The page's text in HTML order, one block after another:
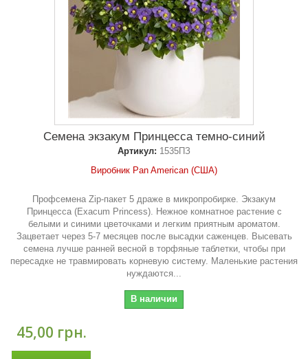
Семена экзакум Принцесса темно-синий
Артикул: 1535ПЗ
Виробник Pan American (США)
Профсемена Zip-пакет 5 драже в микропробирке. Экзакум
Принцесса (Exacum Princess). Нежное комнатное растение с
белыми и синими цветочками и легким приятным ароматом.
Зацветает через 5-7 месяцев после высадки саженцев. Высевать
семена лучше ранней весной в торфяные таблетки, чтобы при
пересадке не травмировать корневую систему. Маленькие растения
нуждаются...
В наличии
45,00 грн.